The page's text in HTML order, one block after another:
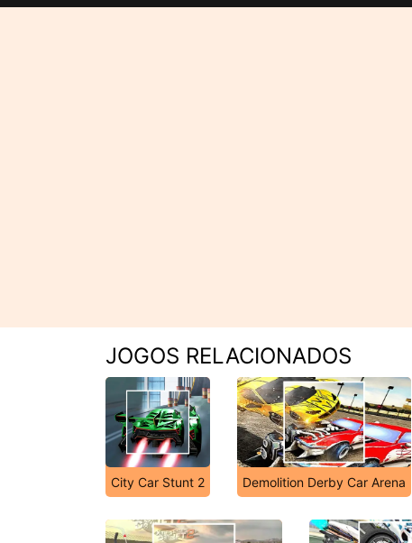
JOGOS RELACIONADOS
City Car Stunt 2 Demolition Derby Car Arena